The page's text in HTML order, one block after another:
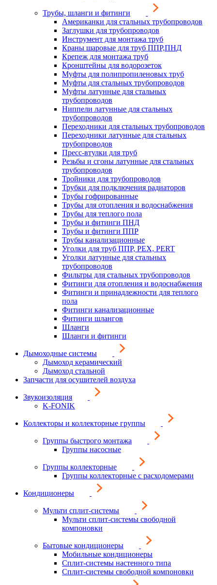
Трубы, шланги и фитинги
Американки для стальных трубопроводов
Заглушки для трубопроводов
Инструмент для монтажа труб
Краны шаровые для труб ППР,ПНД
Крепеж для монтажа труб
Кронштейны для водорозеток
Муфты для полипропиленовых труб
Муфты для стальных трубопроводов
Муфты латунные для стальных
трубопроводов
Ниппели латунные для стальных
трубопроводов
Переходники для стальных трубопроводов
Переходники латунные для стальных
трубопроводов
Пресс-втулки для труб
Резьбы и сгоны латунные для стальных
трубопроводов
Тройники для трубопроводов
Трубки для подключения радиаторов
Трубы гофрированные
Трубы для отопления и водоснабжения
Трубы для теплого пола
Трубы и фитинги ПНД
Трубы и фитинги ППР
Трубы канализационные
Уголки для труб ППР, PEX, PERT
Уголки латунные для стальных
трубопроводов
Фильтры для стальных трубопроводов
Фитинги для отопления и водоснабжения
Фитинги и принадлежности для теплого
пола
Фитинги канализационные
Фитинги шлангов
Шланги
Шланги и фитинги
Дымоходные системы
Дымоход керамический
Дымоход стальной
Запчасти для осушителей воздуха
Звукоизоляция
K-FONIK
Коллекторы и коллекторные группы
Группы быстрого монтажа
Группы насосные
Группы коллекторные
Группы коллекторные с расходомерами
Кондиционеры
Мульти сплит-системы
Мульти сплит-системы свободной
компоновки
Бытовые кондиционеры
Мобильные кондиционеры
Сплит-системы настенного типа
Сплит-системы свободной компоновки